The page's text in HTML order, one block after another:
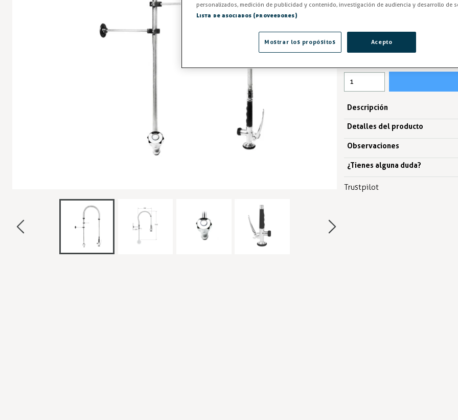
204,64 €
Descripción
Detalles del producto
Observaciones
¿Tienes alguna duda?
Trustpilot
personalizados, medición de publicidad y contenido, investigación de audiencia y desarrollo de
Lista de asociados (proveedores)
Acepto
Mostrar los propósitos